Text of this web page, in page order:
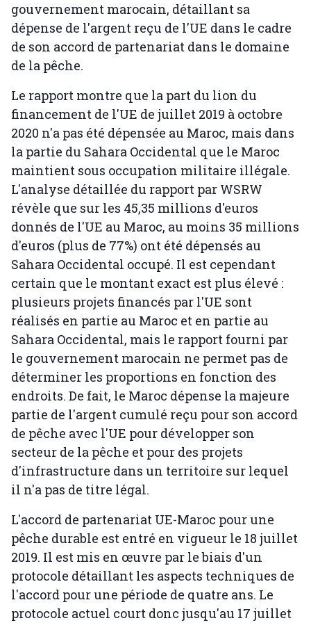
gouvernement marocain, détaillant sa
dépense de l'argent reçu de l'UE dans le cadre
de son accord de partenariat dans le domaine
de la pêche.
Le rapport montre que la part du lion du
financement de l'UE de juillet 2019 à octobre
2020 n'a pas été dépensée au Maroc, mais dans
la partie du Sahara Occidental que le Maroc
maintient sous occupation militaire illégale.
L'analyse détaillée du rapport par WSRW
révèle que sur les 45,35 millions d'euros
donnés de l'UE au Maroc, au moins 35 millions
d'euros (plus de 77%) ont été dépensés au
Sahara Occidental occupé. Il est cependant
certain que le montant exact est plus élevé :
plusieurs projets financés par l'UE sont
réalisés en partie au Maroc et en partie au
Sahara Occidental, mais le rapport fourni par
le gouvernement marocain ne permet pas de
déterminer les proportions en fonction des
endroits. De fait, le Maroc dépense la majeure
partie de l'argent cumulé reçu pour son accord
de pêche avec l'UE pour développer son
secteur de la pêche et pour des projets
d'infrastructure dans un territoire sur lequel
il n'a pas de titre légal.
L'accord de partenariat UE-Maroc pour une
pêche durable est entré en vigueur le 18 juillet
2019. Il est mis en œuvre par le biais d'un
protocole détaillant les aspects techniques de
l'accord pour une période de quatre ans. Le
protocole actuel court donc jusqu'au 17 juillet